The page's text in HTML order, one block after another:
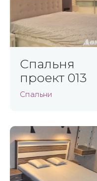
Спальня
проект 013
Спальни